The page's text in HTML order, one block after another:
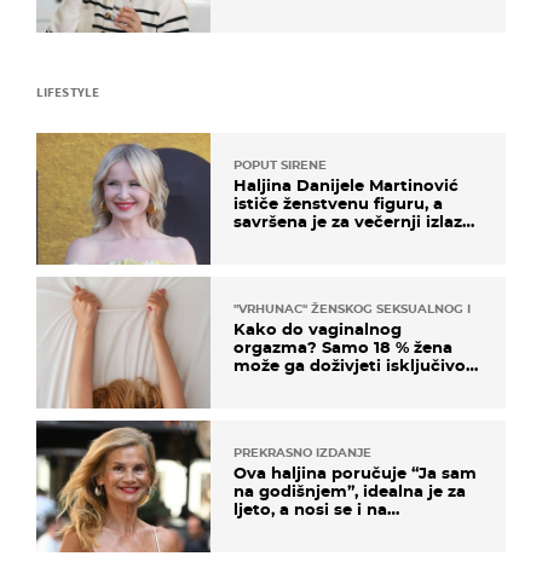
LIFESTYLE
POPUT SIRENE
Haljina Danijele Martinović
ističe ženstvenu figuru, a
savršena je za večernji izlazak
"VRHUNAC" ŽENSKOG SEKSUALNOG ISKUSTVA
Kako do vaginalnog
orgazma? Samo 18 % žena
može ga doživjeti isključivo
PREKRASNO IZDANJE
Ova haljina poručuje “Ja sam
na godišnjem”, idealna je za
ljeto, a nosi se i na